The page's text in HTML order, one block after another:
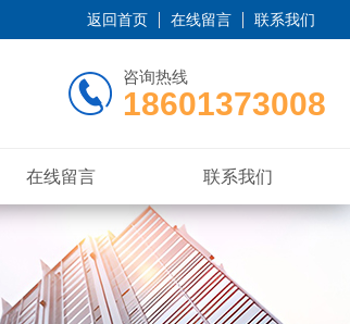
返回首页 在线留言 联系我们
咨询热线
18601373008
在线留言 联系我们